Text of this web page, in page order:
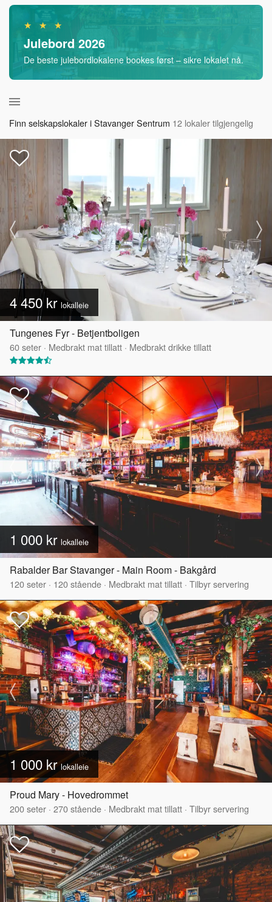
★ ★ ★
Julebord 2026
De beste julebordlokalene bookes først – sikre lokalet nå.
Finn selskapslokaler i Stavanger Sentrum 12 lokaler tilgjengelig
4 450 krlokalleie
Tungenes Fyr - Betjentboligen
60seter · Medbrakt mat tillatt · Medbrakt drikke tillatt
1 000 kr lokalleie
Rabalder Bar Stavanger - Main Room - Bakgård
120seter · 120stående · Medbrakt mat tillatt · Tilbyr servering
1 000 krlokalleie
Proud Mary - Hovedrommet
200seter · 270stående · Medbrakt mat tillatt · Tilbyr servering